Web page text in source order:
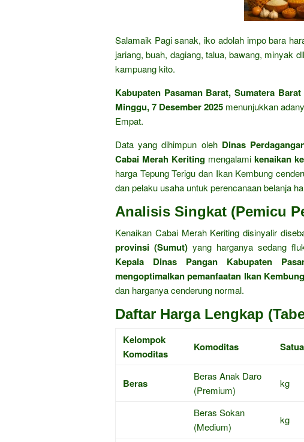
Salamaik Pagi sanak, iko adolah impo bara
jariang, buah, dagiang, talua, bawang, minyak
kampuang kito.
Kabupaten Pasaman Barat, Sumatera Barat
Minggu, 7 Desember 2025 menunjukkan
Empat.
Data yang dihimpun oleh Dinas
Cabai Merah Keriting mengalamikenaikan
harga Tepung Terigu dan Ikan Kembung
dan pelaku usaha untuk perencanaan belanja
Analisis Singkat (Pemicu
Kenaikan Cabai Merah Keriting disinyalir
provinsi (Sumut) yang harganya sedang
Kepala Dinas Pangan Kabupaten
mengoptimalkan pemanfaatan Ikan Kembung
dan harganya cenderung normal.
Daftar Harga Lengkap
Kelompok
Komoditas
Komoditas
Beras
Beras Anak Daro
(Premium)
kg
Beras Sokan
(Medium)
kg